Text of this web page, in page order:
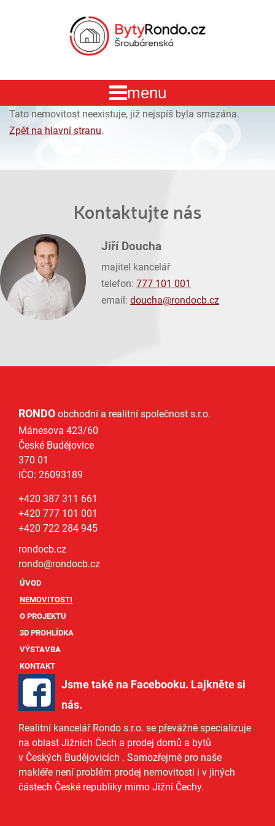
Tato nemovitost neexistuje, již nejspíš byla smazána.
Zpět na hlavní stranu.
Kontaktujte nás
Jiří Doucha
majitel kancelář
telefon: 777 101 001
email: doucha@rondocb.cz
RONDO obchodní a realitní společnost s.r.o.
Mánesova 423/60
České Budějovice
370 01
IČO: 26093189
+420 387 311 661
+420 777 101 001
+420 722 284 945
rondocb.cz
rondo@rondocb.cz
ÚVOD
NEMOVITOSTI
O PROJEKTU
3D PROHLÍDKA
VÝSTAVBA
KONTAKT
Jsme také na Facebooku. Lajkněte si
nás.
Realitní kancelář Rondo s.r.o. se převážně specializuje
na oblast Jižních Čech a prodej domů a bytů
v Českých Budějovicích . Samozřejmě pro naše
makléře není problém prodej nemovitosti i v jiných
částech České republiky mimo Jižní Čechy.